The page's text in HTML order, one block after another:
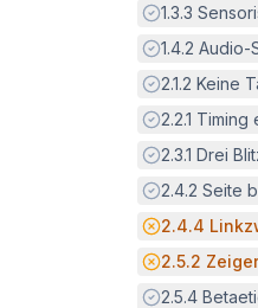
Erfüllt:
1.3.3
Erfüllt:
1.4.2 Audio-
Erfüllt:
2.1.2 Keine
Erfüllt:
2.2.1 Timing
Erfüllt:
2.3.1 Drei
Erfüllt:
2.4.2 Seite
Potenzielle
2.4.4
Potenzielle
2.5.2
Erfüllt:
2.5.4